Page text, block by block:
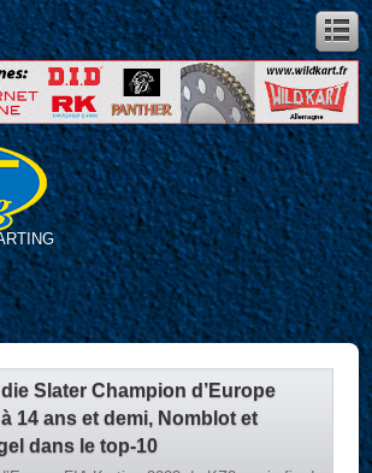
Slater Champion d’Europe
à 14 ans et demi, Nomblot et
dans le top-10